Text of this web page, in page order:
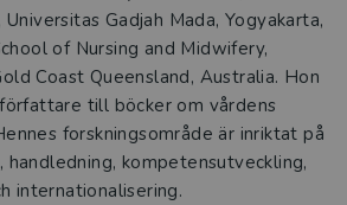
Gadjah Mada, Yogyakarta,
of Nursing and Midwifery,
Coast Queensland, Australia. Hon
till böcker om vårdens
forskningsområde är inriktat på
handledning, kompetensutveckling,
internationalisering.